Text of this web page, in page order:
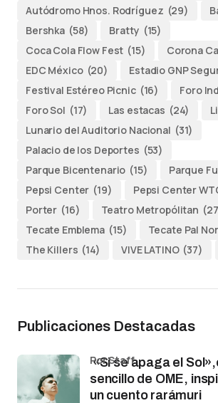
Autódromo Hnos. Rodríguez (29)
Bershka (58) Bratty (15)
Coca Cola Flow Fest (15) Corona
EDC México (20) Estadio GNP
Festival Estéreo Picnic (16) Foro
Foro Sol (17) Las estacas (24)
Lunario del Auditorio Nacional (31)
Palacio de los Deportes (53)
Parque Bicentenario (15) Parque
Pepsi Center (19) Pepsi Center
Porter (16) Teatro Metropólitan
Tecate Emblema (15) Tecate Pal
The Killers (14) VIVE LATINO (37)
Publicaciones Destacadas
«Si se apaga el
sencillo de OME,
un cuento rarámuri
por Staff